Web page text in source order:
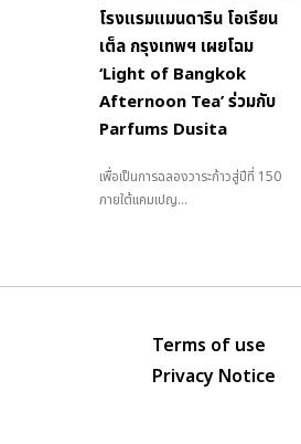
โรงแรมแมนดาริน โอเรียน
เต็ล กรุงเทพฯ เผยโฉม
‘Light of Bangkok
Afternoon Tea’ ร่วมกับ
Parfums Dusita
เพื่อเป็นการฉลองวาระก้าวสู่ปีที่ 150
ภายใต้แคมเปญ...
Terms of use
Privacy Notice